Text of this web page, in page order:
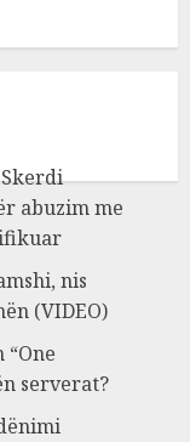
abuzim me
nis
(VIDEO)
“One
serverat?